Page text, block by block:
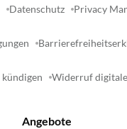
Datenschutz Privacy
Widerruf
Angebote